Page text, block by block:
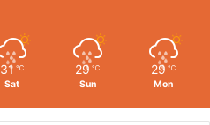
31 ℃
Sat
29 ℃
Sun
29 ℃
Mon